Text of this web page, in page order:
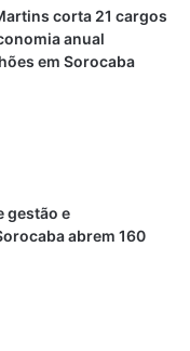
corta 21 cargos
anual
em Sorocaba
gestão e
abrem 160